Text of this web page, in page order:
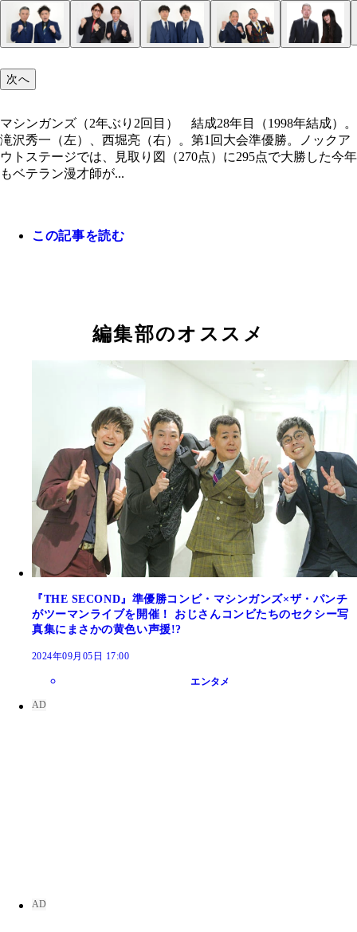
295点で大勝した
観客100人が審査員となり、ネタごとに「とても面
た＝3点」「面白かった＝2点」「面白くなかった
の3段階で採点し、点数が高かった組が勝ち進む（
300点）
1』『THE W』予選でMCを担当。ザ・ぼんちに次
番目に芸歴が長い
では、ジャルジャルとななまがりというビッグネ
倒してきた実力派
の遊び」で注目され、『M－1』『キングオブコン
ファイナリスト経験コンビ
ト4。ノックアウトステージでは大会最高得点の
叩き出した優勝候補
た漫才が魅力。ytv漫才新人賞優勝、上方漫才大賞
など受賞多数
ブームを牽引したレジェンド漫才師。同期にツー
ら
タイルを貫きながらも、観客採点の同大会唯一の3
ファイナリスト
次へ
マシンガンズ（2年ぶり2回目） 結成28年目（1998年結成）。
滝沢秀一（左）、西堀亮（右）。第1回大会準優勝。ノックア
ウトステージでは、見取り図（270点）に295点で大勝した今年
もベテラン漫才師が...
この記事を読む
編集部のオススメ
『THE SECOND』準優勝コンビ・マシンガンズ×ザ・パンチ
がツーマンライブを開催！ おじさんコンビたちのセクシー写
真集にまさかの黄色い声援!?
2024年09月05日 17:00
エンタメ